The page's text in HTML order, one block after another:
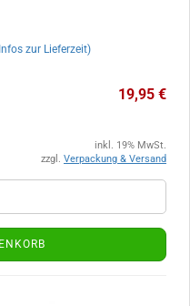
zur Lieferzeit)
19,95 €
inkl. 19% MwSt.
zzgl. Verpackung & Versand